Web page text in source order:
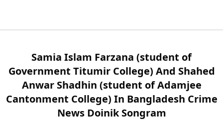
Samia Islam Farzana (student of
Government Titumir College) And Shahed
Anwar Shadhin (student of Adamjee
Cantonment College) In Bangladesh Crime
News Doinik Songram